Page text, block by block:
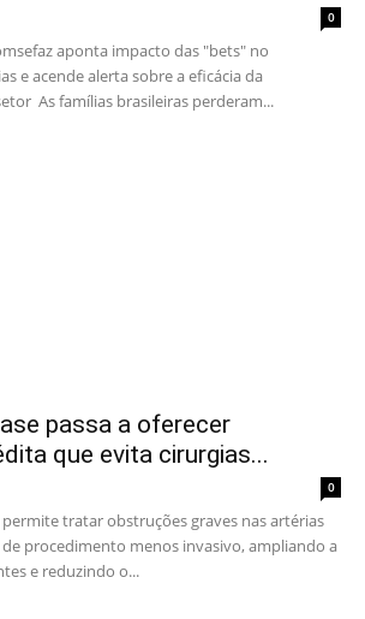
0
aponta impacto das "bets" no
e acende alerta sobre a eficácia da
As famílias brasileiras perderam...
passa a oferecer
que evita cirurgias...
0
tratar obstruções graves nas artérias
procedimento menos invasivo, ampliando a
e reduzindo o...